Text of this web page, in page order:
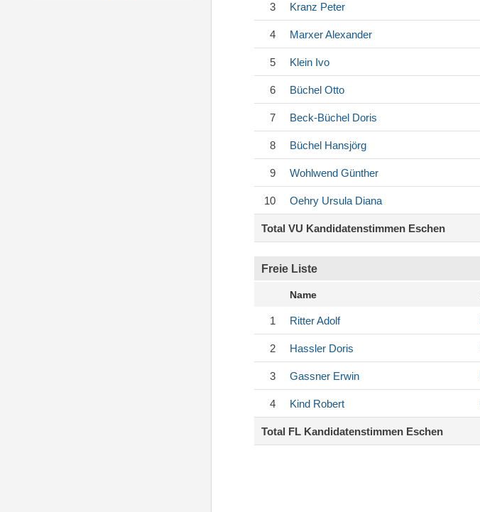
3 Kranz Peter
4 MarxerAlexander
5 Klein Ivo
6 Büchel Otto
7 Beck-Büchel Doris
8 Büchel Hansjörg
9 Wohlwend Günther
10 Oehry Ursula Diana
Total VU Kandidatenstimmen Eschen
Freie Liste
Name
1 RitterAdolf
2 Hassler Doris
3 Gassner Erwin
4 Kind Robert
Total FL Kandidatenstimmen Eschen